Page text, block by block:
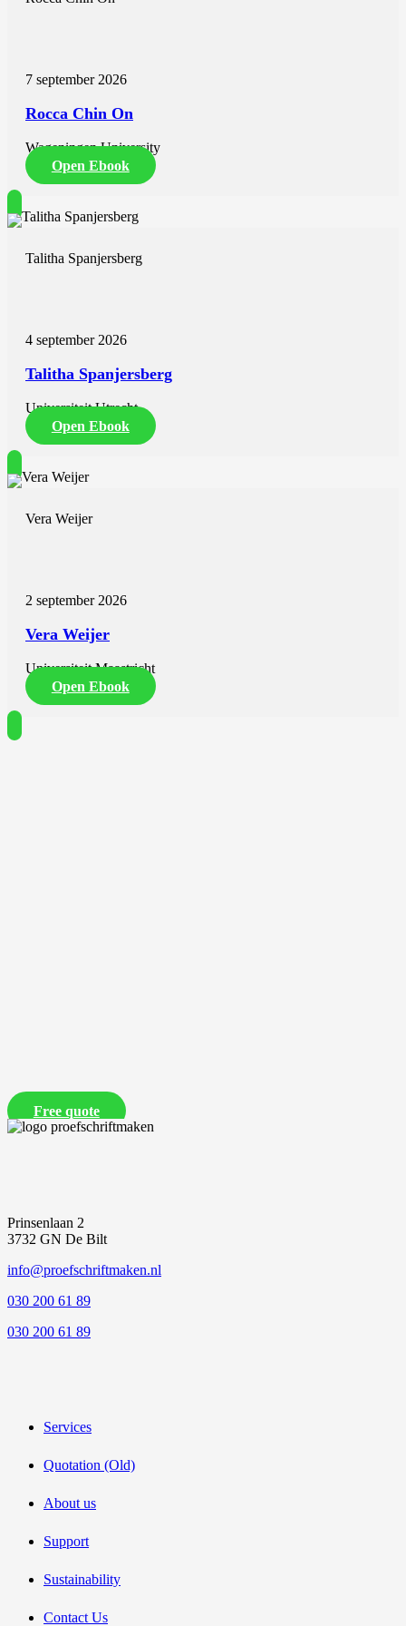
7 september 2026
Rocca Chin On
Wageningen University
Open Ebook
Talitha Spanjersberg
4 september 2026
Talitha Spanjersberg
Universiteit Utrecht
Open Ebook
Vera Weijer
2 september 2026
Vera Weijer
Universiteit Maastricht
Open Ebook
Free quote
Prinsenlaan 2
3732 GN De Bilt
info@proefschriftmaken.nl
030 200 61 89
030 200 61 89
Services
Quotation (Old)
About us
Support
Sustainability
Contact Us